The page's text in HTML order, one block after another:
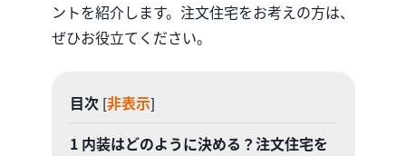
ントを紹介します。注文住宅をお考えの方は、
ぜひお役立てください。
目次 [非表示]
1内装はどのように決める？注文住宅を